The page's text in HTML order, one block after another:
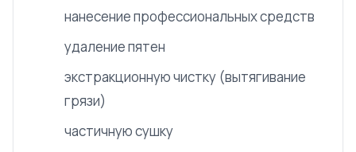
нанесение профессиональных средств
удаление пятен
экстракционную чистку (вытягивание
грязи)
частичную сушку